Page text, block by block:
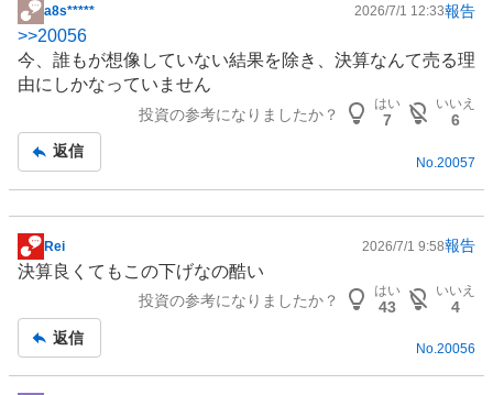
掲
示
板
記
a8s***** 2026/7/1 12:33報告
>>20056
今、誰もが想像していない結果を除き、決算なんて売る理
由にしかなっていません
投資の参考になりましたか？
はい
7
いいえ
6
返信
No. 20057
掲
示
事
Rei 2026/7/1 9:58報告
決算良くてもこの下げなの酷い
投資の参考になりましたか？
はい
43
いいえ
4
返信
No.20056